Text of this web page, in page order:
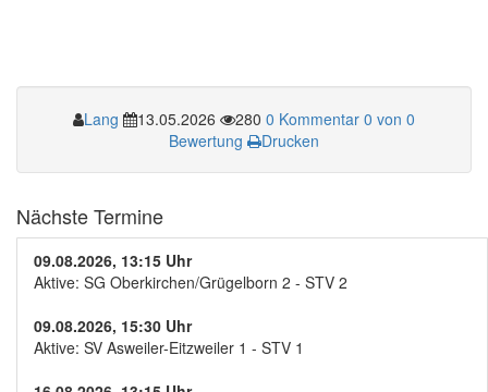
Lang 13.05.2026 280 0 Kommentar 0 von 0
Bewertung
Drucken
Nächste Termine
09.08.2026, 13:15 Uhr
Aktive: SG Oberkirchen/Grügelborn 2 - STV 2
09.08.2026, 15:30 Uhr
Aktive: SV Asweiler-Eitzweiler 1 - STV 1